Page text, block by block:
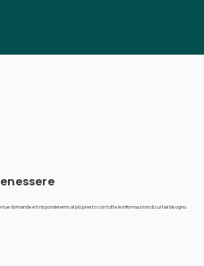
domande e ti risponderemo al più presto con tutte le informazioni di cui hai bisogno.